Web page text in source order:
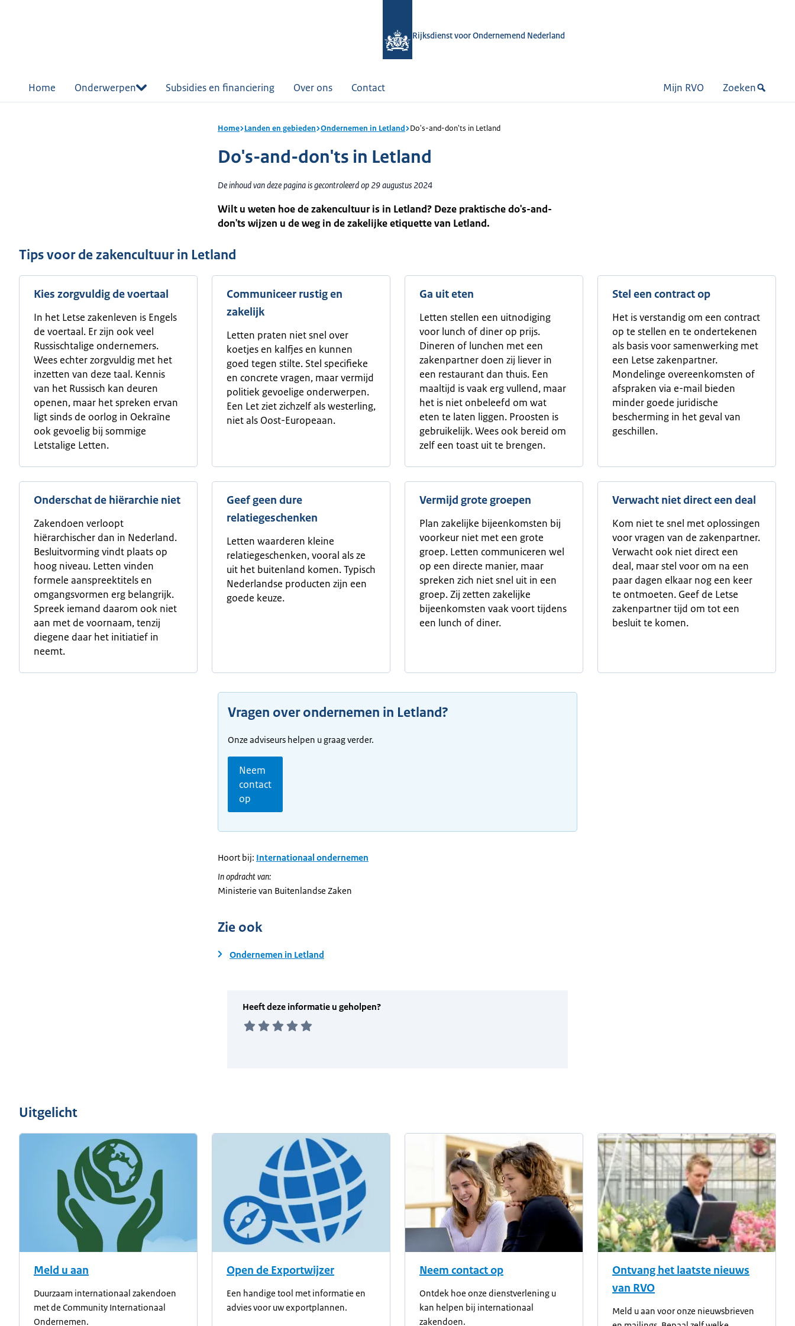
Rijksdienst voor Ondernemend Nederland
Home Onderwerpen Subsidies en financiering Over ons Contact Mijn RVO Zoeken
Home Landen en gebieden Ondernemen in Letland Do's-and-don'ts in Letland
Do's-and-don'ts in Letland
De inhoud van deze pagina is gecontroleerd op 29 augustus 2024
Wilt u weten hoe de zakencultuur is in Letland? Deze praktische do's-and-
don'ts wijzen u de weg in de zakelijke etiquette van Letland.
Tips voor de zakencultuur in Letland
Kies zorgvuldig de voertaal
In het Letse zakenleven is Engels
de voertaal. Er zijn ook veel
Russischtalige ondernemers.
Wees echter zorgvuldig met het
inzetten van deze taal. Kennis
van het Russisch kan deuren
openen, maar het spreken ervan
ligt sinds de oorlog in Oekraïne
ook gevoelig bij sommige
Letstalige Letten.
Communiceer rustig en
zakelijk
Letten praten niet snel over
koetjes en kalfjes en kunnen
goed tegen stilte. Stel specifieke
en concrete vragen, maar vermijd
politiek gevoelige onderwerpen.
Een Let ziet zichzelf als westerling,
niet als Oost-Europeaan.
Ga uit eten
Letten stellen een uitnodiging
voor lunch of diner op prijs.
Dineren of lunchen met een
zakenpartner doen zij liever in
een restaurant dan thuis. Een
maaltijd is vaak erg vullend, maar
het is niet onbeleefd om wat
eten te laten liggen. Proosten is
gebruikelijk. Wees ook bereid om
zelf een toast uit te brengen.
Stel een contract op
Het is verstandig om een contract
op te stellen en te ondertekenen
als basis voor samenwerking met
een Letse zakenpartner.
Mondelinge overeenkomsten of
afspraken via e-mail bieden
minder goede juridische
bescherming in het geval van
geschillen.
Onderschat de hiërarchie niet
Zakendoen verloopt
hiërarchischer dan in Nederland.
Besluitvorming vindt plaats op
hoog niveau. Letten vinden
formele aanspreektitels en
omgangsvormen erg belangrijk.
Spreek iemand daarom ook niet
aan met de voornaam, tenzij
diegene daar het initiatief in
neemt.
Geef geen dure
relatiegeschenken
Letten waarderen kleine
relatiegeschenken, vooral als ze
uit het buitenland komen. Typisch
Nederlandse producten zijn een
goede keuze.
Vermijd grote groepen
Plan zakelijke bijeenkomsten bij
voorkeur niet met een grote
groep. Letten communiceren wel
op een directe manier, maar
spreken zich niet snel uit in een
groep. Zij zetten zakelijke
bijeenkomsten vaak voort tijdens
een lunch of diner.
Verwacht niet direct een deal
Kom niet te snel met oplossingen
voor vragen van de zakenpartner.
Verwacht ook niet direct een
deal, maar stel voor om na een
paar dagen elkaar nog een keer
te ontmoeten. Geef de Letse
zakenpartner tijd om tot een
besluit te komen.
Vragen over ondernemen in Letland?
Onze adviseurs helpen u graag verder.
Neem
contact
op
Hoort bij: Internationaal ondernemen
In opdracht van:
Ministerie van Buitenlandse Zaken
Zie ook
Ondernemen in Letland
Uitgelicht
Meld u aan
Duurzaam internationaal zakendoen
met de Community Internationaal
Ondernemen.
Open de Exportwijzer
Een handige tool met informatie en
advies voor uw exportplannen.
Neem contact op
Ontdek hoe onze dienstverlening u
kan helpen bij internationaal
zakendoen.
Ontvang het laatste nieuws
van RVO
Meld u aan voor onze nieuwsbrieven